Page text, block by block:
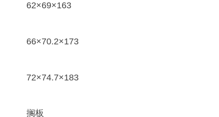
62×69×163
66×70.2×173
72×74.7×183
搁板